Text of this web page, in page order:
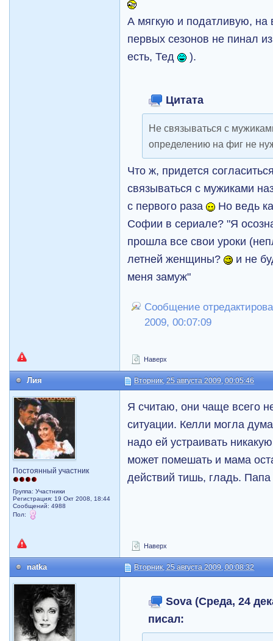
А мягкую и податливую,
первых сезонов не пинал
есть, Тед
).
Цитата
Не связываться с
определению на фиг не
Что ж, придется
связываться с мужиками
с первого раза
Но ведь
Софии в сериале? "Я
прошла все свои уроки
летней женщины?
и не
меня замуж"
Сообщение
2009, 00:07:09
Наверх
Лия Вторник, 25 августа 2009, 00:05:46
Постоянный участник
Группа: Участники
Регистрация: 19 Окт 2008, 18:44
Сообщений: 4988
Пол:
Я считаю, они чаще всего
ситуации. Келли могла
надо ей устраивать
может помешать и мама
действий тишь, гладь.
Наверх
natka Вторник, 25 августа 2009, 00:08:32
Sova (Среда, 24
писал: